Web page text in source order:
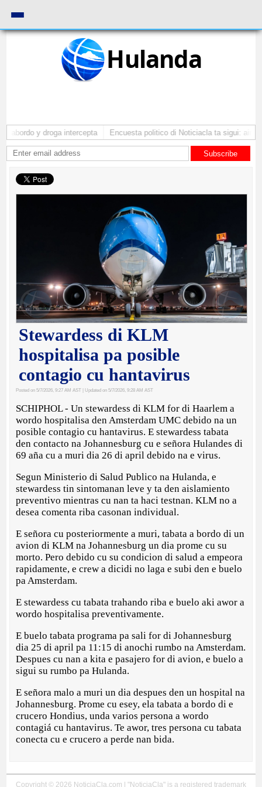
Hulanda
abordo y droga intercepta Encuesta politico di Noticiacla ta sigui: ainda
Subscribe
Stewardess di KLM
hospitalisa pa posible
contagio cu hantavirus
Posted on 5/7/2026, 9:27 AM AST | Updated on 5/7/2026, 9:28 AM AST
SCHIPHOL - Un stewardess di KLM for di Haarlem a
wordo hospitalisa den Amsterdam UMC debido na un
posible contagio cu hantavirus. E stewardess tabata
den contacto na Johannesburg cu e señora Hulandes di
69 aña cu a muri dia 26 di april debido na e virus.
Segun Ministerio di Salud Publico na Hulanda, e
stewardess tin sintomanan leve y ta den aislamiento
preventivo mientras cu nan ta haci testnan. KLM no a
desea comenta riba casonan individual.
E señora cu posteriormente a muri, tabata a bordo di un
avion di KLM na Johannesburg un dia prome cu su
morto. Pero debido cu su condicion di salud a empeora
rapidamente, e crew a dicidi no laga e subi den e buelo
pa Amsterdam.
E stewardess cu tabata trahando riba e buelo aki awor a
wordo hospitalisa preventivamente.
E buelo tabata programa pa sali for di Johannesburg
dia 25 di april pa 11:15 di anochi rumbo na Amsterdam.
Despues cu nan a kita e pasajero for di avion, e buelo a
sigui su rumbo pa Hulanda.
E señora malo a muri un dia despues den un hospital na
Johannesburg. Prome cu esey, ela tabata a bordo di e
crucero Hondius, unda varios persona a wordo
contagiá cu hantavirus. Te awor, tres persona cu tabata
conecta cu e crucero a perde nan bida.
Copyright © 2026 NoticiaCla.com | "NoticiaCla" is a registered trademark